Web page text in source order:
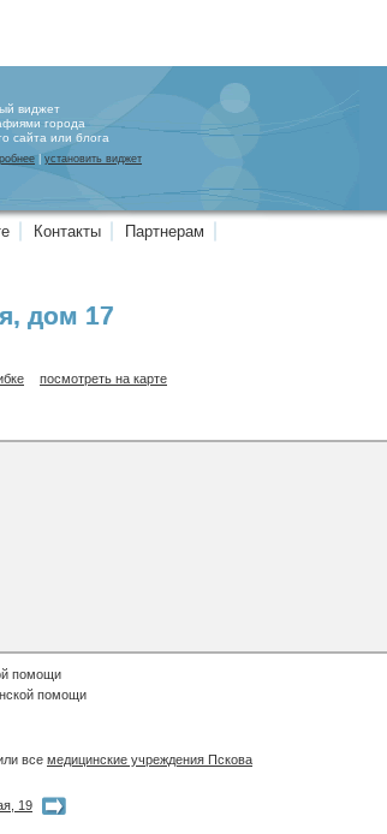
виджет
города
сайта или блога
установить виджет
Контакты
Партнерам
, дом 17
посмотреть на карте
помощи
помощи
все медицинские учреждения Пскова
19